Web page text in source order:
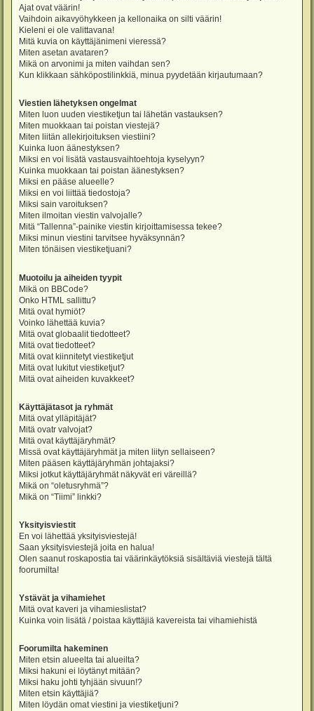
Ajat ovat väärin!
Vaihdoin aikavyöhykkeen ja kellonaika on silti väärin!
Kieleni ei ole valittavana!
Mitä kuvia on käyttäjänimeni vieressä?
Miten asetan avataren?
Mikä on arvonimi ja miten vaihdan sen?
Kun klikkaan sähköpostilinkkiä, minua pyydetään kirjautumaan?
Viestien lähetyksen ongelmat
Miten luon uuden viestiketjun tai lähetän vastauksen?
Miten muokkaan tai poistan viestejä?
Miten liitän allekirjoituksen viestiini?
Kuinka luon äänestyksen?
Miksi en voi lisätä vastausvaihtoehtoja kyselyyn?
Kuinka muokkaan tai poistan äänestyksen?
Miksi en pääse alueelle?
Miksi en voi liittää tiedostoja?
Miksi sain varoituksen?
Miten ilmoitan viestin valvojalle?
Mitä “Tallenna”-painike viestin kirjoittamisessa tekee?
Miksi minun viestini tarvitsee hyväksynnän?
Miten tönäisen viestiketjuani?
Muotoilu ja aiheiden tyypit
Mikä on BBCode?
Onko HTML sallittu?
Mitä ovat hymiöt?
Voinko lähettää kuvia?
Mitä ovat globaalit tiedotteet?
Mitä ovat tiedotteet?
Mitä ovat kiinnitetyt viestiketjut
Mitä ovat lukitut viestiketjut?
Mitä ovat aiheiden kuvakkeet?
Käyttäjätasot ja ryhmät
Mitä ovat ylläpitäjät?
Mitä ovatr valvojat?
Mitä ovat käyttäjäryhmät?
Missä ovat käyttäjäryhmät ja miten liityn sellaiseen?
Miten pääsen käyttäjäryhmän johtajaksi?
Miksi jotkut käyttäjäryhmät näkyvät eri väreillä?
Mikä on “oletusryhmä”?
Mikä on “Tiimi” linkki?
Yksityisviestit
En voi lähettää yksityisviestejä!
Saan yksityisviestejä joita en halua!
Olen saanut roskapostia tai väärinkäytöksiä sisältäviä viestejä tältä
foorumilta!
Ystävät ja vihamiehet
Mitä ovat kaveri ja vihamieslistat?
Kuinka voin lisätä / poistaa käyttäjiä kavereista tai vihamiehistä
Foorumilta hakeminen
Miten etsin alueelta tai alueilta?
Miksi hakuni ei löytänyt mitään?
Miksi haku johti tyhjään sivuun!?
Miten etsin käyttäjiä?
Miten löydän omat viestini ja viestiketjuni?